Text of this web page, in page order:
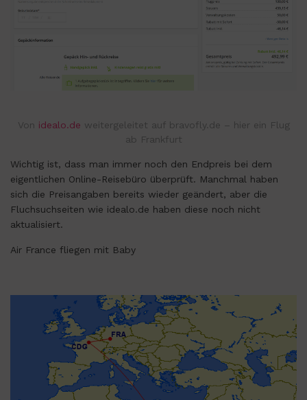
Von idealo.de weitergeleitet auf bravofly.de – hier ein Flug
ab Frankfurt
Wichtig ist, dass man immer noch den Endpreis bei dem
eigentlichen Online-Reisebüro überprüft. Manchmal haben
sich die Preisangaben bereits wieder geändert, aber die
Fluchsuchseiten wie idealo.de haben diese noch nicht
aktualisiert.
Air France fliegen mit Baby